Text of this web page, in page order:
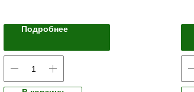
Подробнее